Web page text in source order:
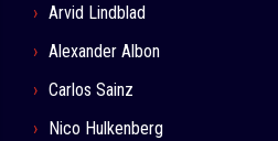
Arvid Lindblad
Alexander Albon
Carlos Sainz
Nico Hulkenberg